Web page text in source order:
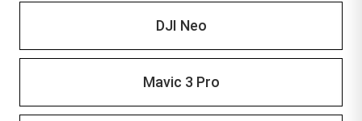
DJI Neo
Mavic 3 Pro